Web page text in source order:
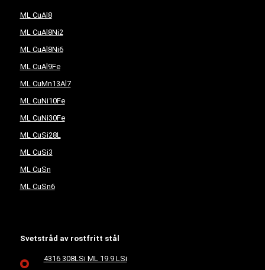
ML CuAl8
ML CuAl8Ni2
ML CuAl8Ni6
ML CuAl9Fe
ML CuMn13Al7
ML CuNi10Fe
ML CuNi30Fe
ML CuSi28L
ML CuSi3
ML CuSn
ML CuSn6
Svetstråd av rostfritt stål
4316 308LSi ML 19.9 LSi